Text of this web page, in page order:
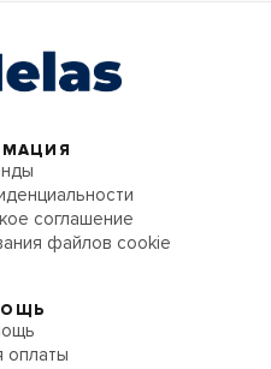
соглашение
файлов cookie
оплаты